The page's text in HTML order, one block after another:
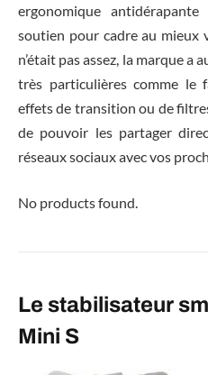
ergonomique
soutien pour cadre au mieux
n’était pas assez, la marque
très particulières comme le
effets de transition ou de
de pouvoir les partager
réseaux sociaux avec vos
No products found.
Le stabilisateur
Mini S